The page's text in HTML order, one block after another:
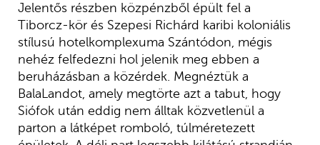
Jelentős részben közpénzből épült fel a
Tiborcz-kör és Szepesi Richárd karibi koloniális
stílusú hotelkomplexuma Szántódon, mégis
nehéz felfedezni hol jelenik meg ebben a
beruházásban a közérdek. Megnéztük a
BalaLandot, amely megtörte azt a tabut, hogy
Siófok után eddig nem álltak közvetlenül a
parton a látképet romboló, túlméretezett